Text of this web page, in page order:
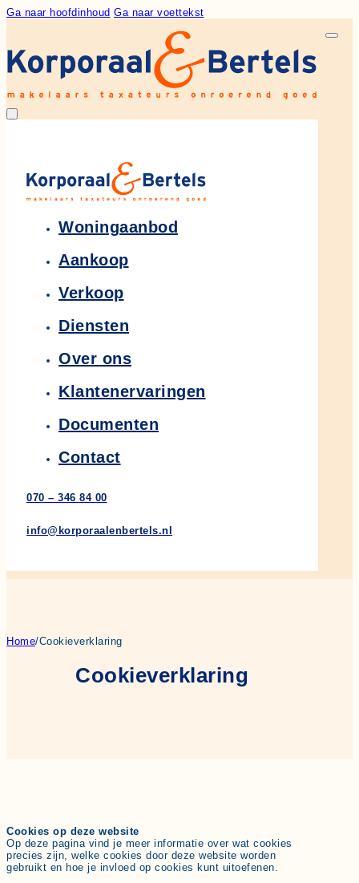
Ga naar hoofdinhoud Ga naar voettekst
Woningaanbod
Aankoop
Verkoop
Diensten
Over ons
Klantenervaringen
Documenten
Contact
070 – 346 84 00
info@korporaalenbertels.nl
Home/Cookieverklaring
Cookieverklaring
Cookies op deze website
Op deze pagina vind je meer informatie over wat cookies
precies zijn, welke cookies door deze website worden
gebruikt en hoe je invloed op cookies kunt uitoefenen.